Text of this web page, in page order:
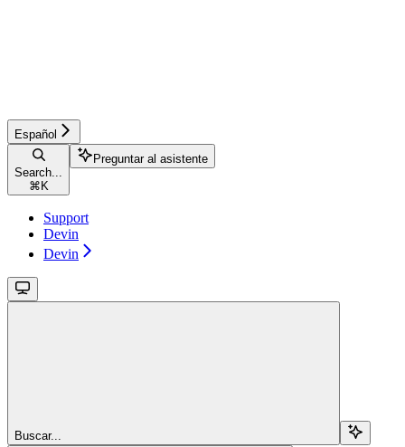
Español
Search...
⌘ K
Preguntar al asistente
Support
Devin
Devin
Buscar...